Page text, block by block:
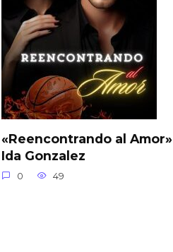
«Reencontrando al Amor»
Ida Gonzalez
0 49